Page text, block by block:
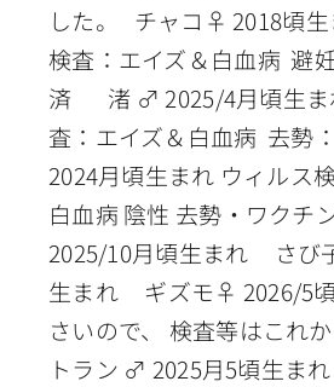
した。 チャコ♀ 2018頃生
検査：エイズ＆白血病 避
済 渚 ♂ 2025/4月頃生ま
査：エイズ＆白血病 去
2024月頃生まれ ウィルス
白血病 陰性 去勢・ワク
2025/10月頃生まれ さび
生まれ ギズモ♀ 2026/5
さいので、 検査等はこれ
トラン ♂ 2025月5頃生ま